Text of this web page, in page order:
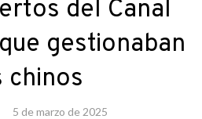
del Canal
gestionaban
chinos
5 de marzo de 2025